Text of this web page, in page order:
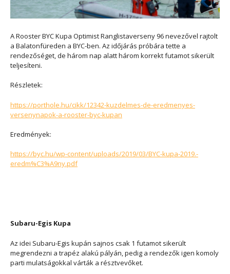
A Rooster BYC Kupa Optimist Ranglistaverseny 96 nevezővel rajtolt
a Balatonfüreden a BYC-ben. Az időjárás próbára tette a
rendezőséget, de három nap alatt három korrekt futamot sikerült
teljesíteni.
Részletek:
https://porthole.hu/cikk/12342-kuzdelmes-de-eredmenyes-
versenynapok-a-rooster-byc-kupan
Eredmények:
https://byc.hu/wp-content/uploads/2019/03/BYC-kupa-2019.-
eredm%C3%A9ny.pdf
Subaru-Egis Kupa
Az idei Subaru-Egis kupán sajnos csak 1 futamot sikerült
megrendezni a trapéz alakú pályán, pedig a rendezők igen komoly
parti mulatságokkal várták a résztvevőket.